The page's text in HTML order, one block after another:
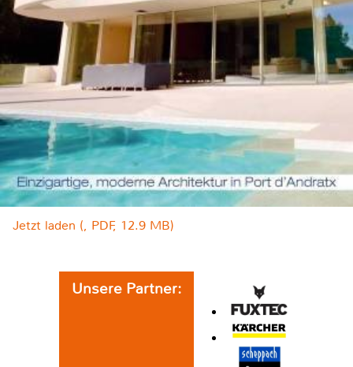
Jetzt laden (, PDF, 12.9 MB)
Unsere Partner: